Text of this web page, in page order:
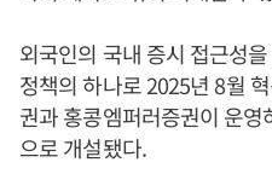
외국인의 국내 증시 접근성
정책의 하나로 2025년 8월
권과 홍콩엠퍼러증권이 운
으로 개설됐다.